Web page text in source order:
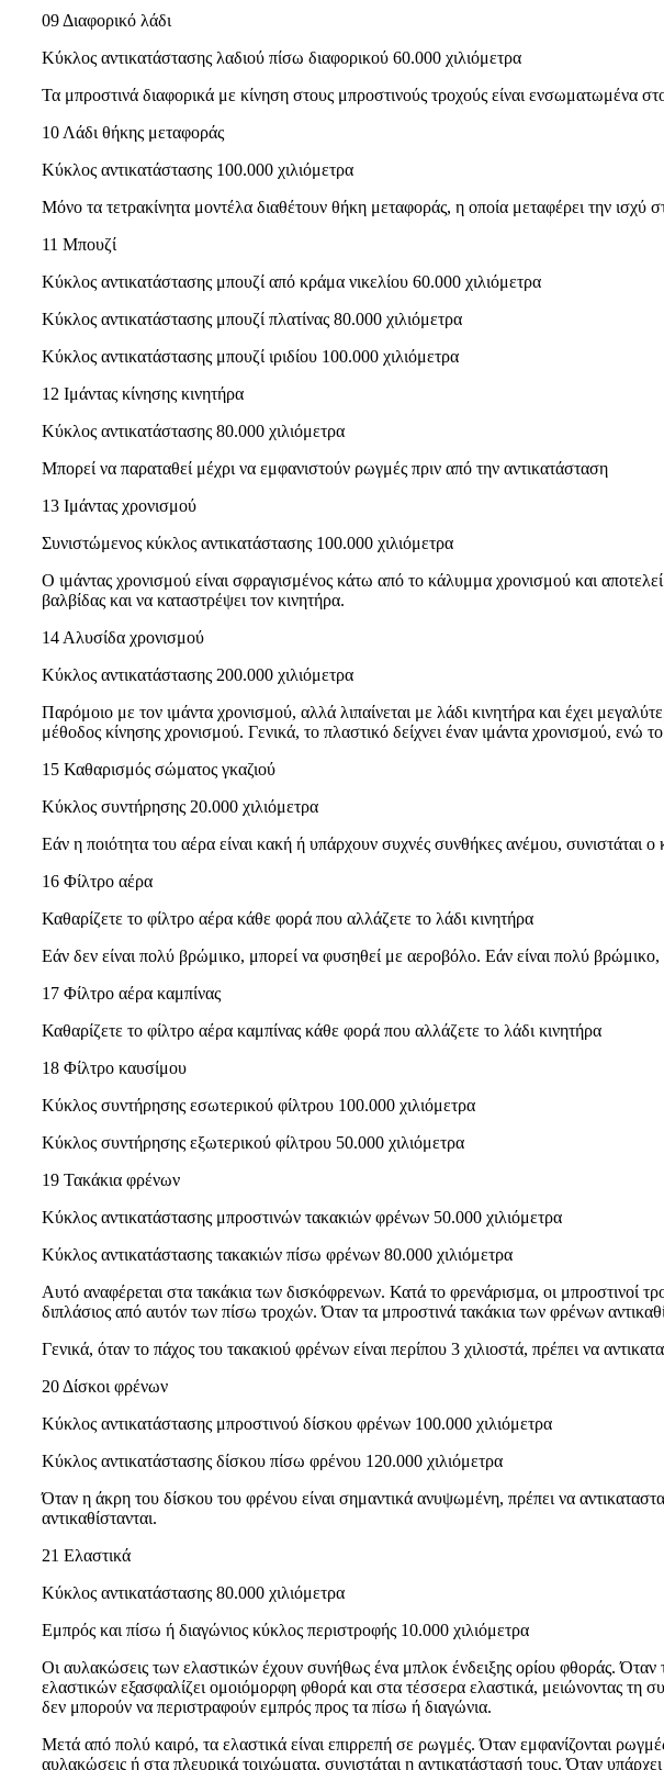
09 Διαφορικό λάδι
Κύκλος αντικατάστασης λαδιού πίσω διαφορικού 60.000 χιλιόμετρα
Τα μπροστινά διαφορικά με κίνηση στους μπροστινούς τροχούς είναι ενσωματωμένα
10 Λάδι θήκης μεταφοράς
Κύκλος αντικατάστασης 100.000 χιλιόμετρα
Μόνο τα τετρακίνητα μοντέλα διαθέτουν θήκη μεταφοράς, η οποία μεταφέρει την ισχύ
11 Μπουζί
Κύκλος αντικατάστασης μπουζί από κράμα νικελίου 60.000 χιλιόμετρα
Κύκλος αντικατάστασης μπουζί πλατίνας 80.000 χιλιόμετρα
Κύκλος αντικατάστασης μπουζί ιριδίου 100.000 χιλιόμετρα
12 Ιμάντας κίνησης κινητήρα
Κύκλος αντικατάστασης 80.000 χιλιόμετρα
Μπορεί να παραταθεί μέχρι να εμφανιστούν ρωγμές πριν από την αντικατάσταση
13 Ιμάντας χρονισμού
Συνιστώμενος κύκλος αντικατάστασης 100.000 χιλιόμετρα
Ο ιμάντας χρονισμού είναι σφραγισμένος κάτω από το κάλυμμα χρονισμού και
βαλβίδας και να καταστρέψει τον κινητήρα.
14 Αλυσίδα χρονισμού
Κύκλος αντικατάστασης 200.000 χιλιόμετρα
Παρόμοιο με τον ιμάντα χρονισμού, αλλά λιπαίνεται με λάδι κινητήρα και έχει
μέθοδος κίνησης χρονισμού. Γενικά, το πλαστικό δείχνει έναν ιμάντα χρονισμού, ενώ
15 Καθαρισμός σώματος γκαζιού
Κύκλος συντήρησης 20.000 χιλιόμετρα
Εάν η ποιότητα του αέρα είναι κακή ή υπάρχουν συχνές συνθήκες ανέμου, συνιστάται
16 Φίλτρο αέρα
Καθαρίζετε το φίλτρο αέρα κάθε φορά που αλλάζετε το λάδι κινητήρα
Εάν δεν είναι πολύ βρώμικο, μπορεί να φυσηθεί με αεροβόλο. Εάν είναι πολύ βρώμικο,
17 Φίλτρο αέρα καμπίνας
Καθαρίζετε το φίλτρο αέρα καμπίνας κάθε φορά που αλλάζετε το λάδι κινητήρα
18 Φίλτρο καυσίμου
Κύκλος συντήρησης εσωτερικού φίλτρου 100.000 χιλιόμετρα
Κύκλος συντήρησης εξωτερικού φίλτρου 50.000 χιλιόμετρα
19 Τακάκια φρένων
Κύκλος αντικατάστασης μπροστινών τακακιών φρένων 50.000 χιλιόμετρα
Κύκλος αντικατάστασης τακακιών πίσω φρένων 80.000 χιλιόμετρα
Αυτό αναφέρεται στα τακάκια των δισκόφρενων. Κατά το φρενάρισμα, οι μπροστινοί
διπλάσιος από αυτόν των πίσω τροχών. Όταν τα μπροστινά τακάκια των φρένων
Γενικά, όταν το πάχος του τακακιού φρένων είναι περίπου 3 χιλιοστά, πρέπει να
20 Δίσκοι φρένων
Κύκλος αντικατάστασης μπροστινού δίσκου φρένων 100.000 χιλιόμετρα
Κύκλος αντικατάστασης δίσκου πίσω φρένου 120.000 χιλιόμετρα
Όταν η άκρη του δίσκου του φρένου είναι σημαντικά ανυψωμένη, πρέπει να
αντικαθίστανται.
21 Ελαστικά
Κύκλος αντικατάστασης 80.000 χιλιόμετρα
Εμπρός και πίσω ή διαγώνιος κύκλος περιστροφής 10.000 χιλιόμετρα
Οι αυλακώσεις των ελαστικών έχουν συνήθως ένα μπλοκ ένδειξης ορίου φθοράς. Όταν
ελαστικών εξασφαλίζει ομοιόμορφη φθορά και στα τέσσερα ελαστικά, μειώνοντας τη
δεν μπορούν να περιστραφούν εμπρός προς τα πίσω ή διαγώνια.
Μετά από πολύ καιρό, τα ελαστικά είναι επιρρεπή σε ρωγμές. Όταν εμφανίζονται
αυλακώσεις ή στα πλευρικά τοιχώματα, συνιστάται η αντικατάστασή τους. Όταν